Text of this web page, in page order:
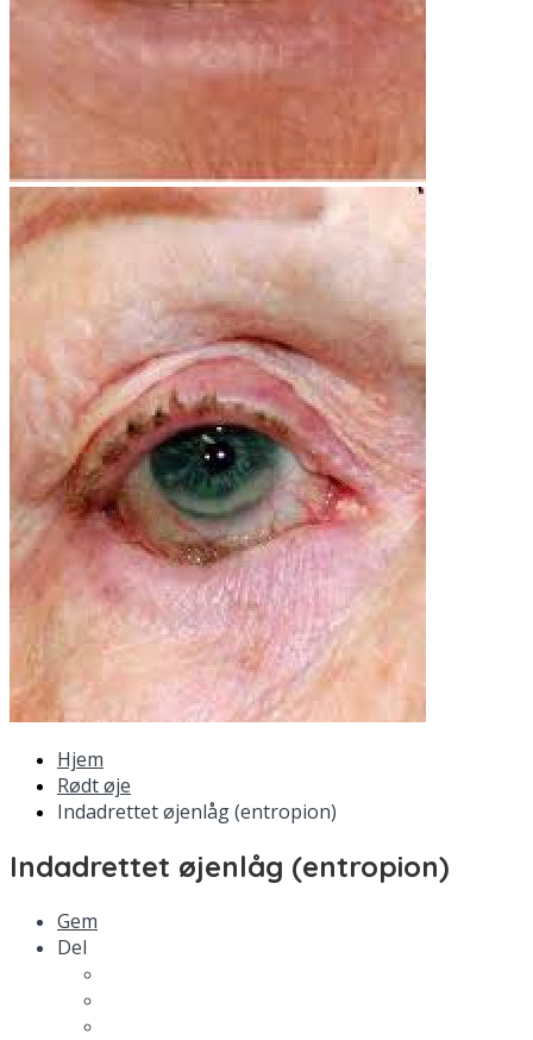
Hjem
Rødt øje
Indadrettet øjenlåg (entropion)
Indadrettet øjenlåg (entropion)
Gem
Del